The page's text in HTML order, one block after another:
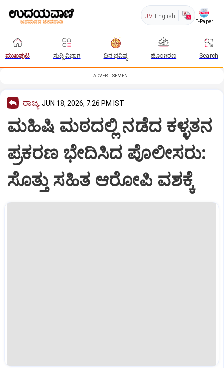
UV English
E-Paper
ಮುಖಪುಟ ಸುದ್ದಿ ವಿಭಾಗ ದಿನ ಭವಿಷ್ಯ ಹೊಂಗಿರಣ Search
ADVERTISEMENT
ರಾಜ್ಯ JUN 18, 2026, 7:26 PM IST
ಮಹಿಷಿ ಮಠದಲ್ಲಿ ನಡೆದ ಕಳ್ಳತನ
ಪ್ರಕರಣ ಭೇದಿಸಿದ ಪೊಲೀಸರು:
ಸೊತ್ತು ಸಹಿತ ಆರೋಪಿ ವಶಕ್ಕೆ